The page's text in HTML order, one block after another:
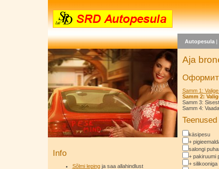
Autopesula
Info
Sõlmi lepingja saa allahindlust
Aja
Samm 1:
Samm 2:
Samm 3:
Samm 4:
Teenused
käsipesu
+
salongi
+ pakiruumi
+ silikooniga